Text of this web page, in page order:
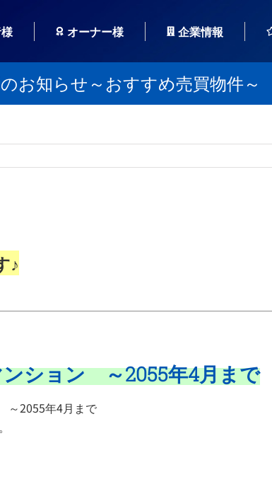
オーナー様 企業情報
お知らせ～おすすめ売買物件～
♪
ンション ～2055年4月まで
～2055年4月まで